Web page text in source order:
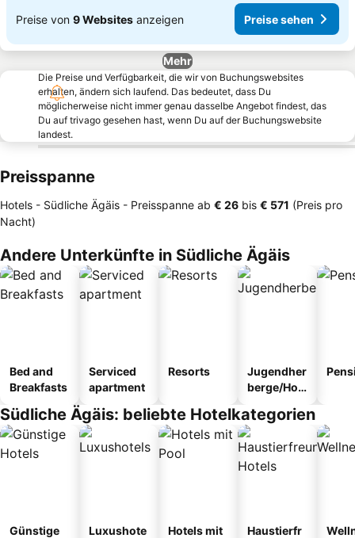
Preise von 9 Websites anzeigen Preise sehen
Mehr
Die Preise und Verfügbarkeit, die wir von Buchungswebsites
erhalten, ändern sich laufend. Das bedeutet, dass Du
möglicherweise nicht immer genau dasselbe Angebot findest, das
Du auf trivago gesehen hast, wenn Du auf der Buchungswebsite
landest.
Preisspanne
Hotels - Südliche Ägäis - Preisspanne ab ‎€ 26 bis ‎€ 571 (Preis pro
Nacht)
Andere Unterkünfte in Südliche Ägäis
Bed and
Breakfasts
Serviced
apartment
Resorts
Jugendher
berge/Hos
Südliche Ägäis: beliebte Hotelkategorien
Günstige
Luxushote
Hotels mit
Haustierfr